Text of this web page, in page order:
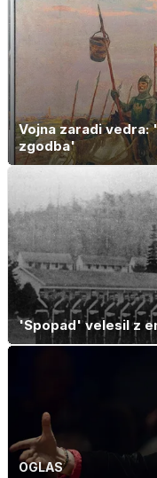
Vojna zaradi
zgodba'
'Spopad' velesil z
OGLAS